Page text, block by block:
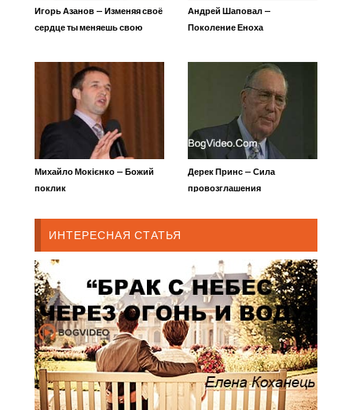
Игорь Азанов — Изменяя своё
сердце ты меняешь свою
Андрей Шаповал —
Поколение Еноха
Михайло Мокієнко — Божий
поклик
Дерек Принс — Сила
провозглашения
ИНТЕРЕСНАЯ СТАТЬЯ